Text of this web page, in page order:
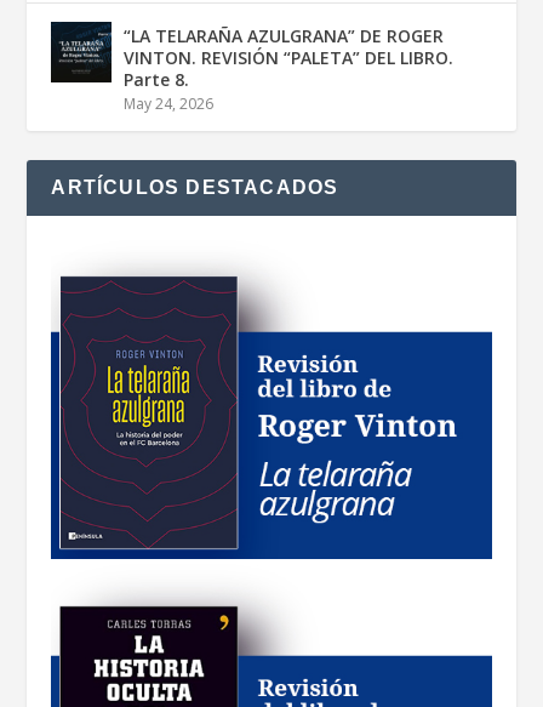
“LA TELARAÑA AZULGRANA” DE ROGER
VINTON. REVISIÓN “PALETA” DEL LIBRO.
Parte 8.
May 24, 2026
ARTÍCULOS DESTACADOS